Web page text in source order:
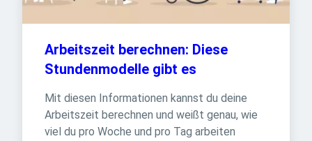
Arbeitszeit berechnen: Diese
Stundenmodelle gibt es
Mit diesen Informationen kannst du deine
Arbeitszeit berechnen und weißt genau, wie
viel du pro Woche und pro Tag arbeiten